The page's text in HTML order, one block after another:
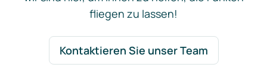
fliegen zu lassen!
Kontaktieren Sie unser Team